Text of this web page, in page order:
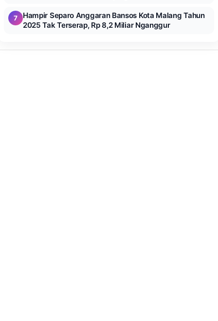
7
Hampir Separo Anggaran Bansos Kota Malang Tahun
2025 Tak Terserap, Rp 8,2 Miliar Nganggur